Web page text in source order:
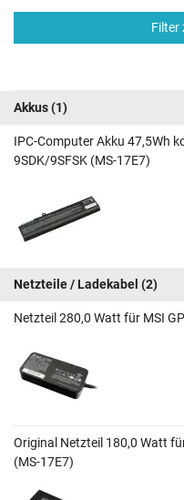
Filter
Akkus(1)
IPC-Computer Akku 47,5Wh
9SDK/9SFSK (MS-17E7)
Netzteile / Ladekabel (2)
Netzteil 280,0 Watt für MSI
Original Netzteil 180,0 Watt
(MS-17E7)